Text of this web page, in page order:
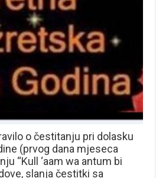
o čestitanju pri dolasku
(prvog dana mjeseca
“Kull ‘aam wa antum bi
slanja čestitki sa